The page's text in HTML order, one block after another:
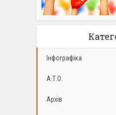
Інфографіка
А.Т.О.
Архів